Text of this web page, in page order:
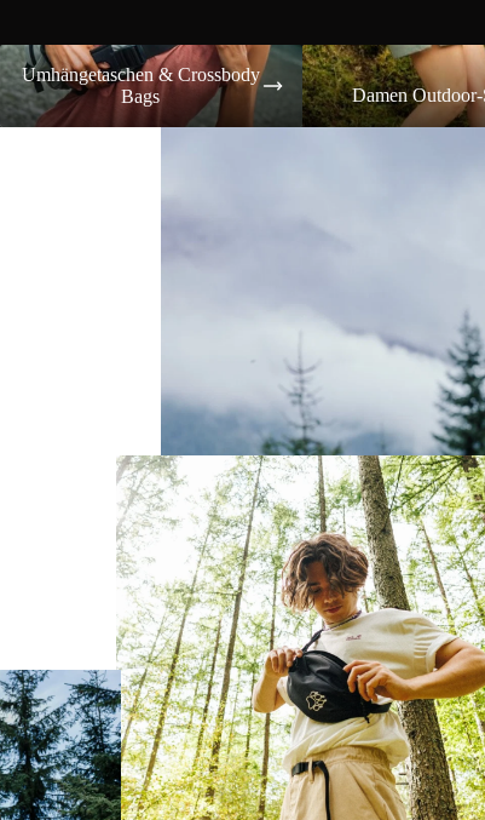
Umhängetaschen & Crossbody Bags
Umhängetaschen & Crossbody
Bags
Damen Outdoor-Shorts
Damen Outdoor-